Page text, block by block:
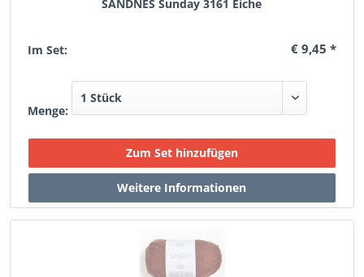
SANDNES Sunday 3161 Eiche
Im Set: € 9,45 *
Menge: